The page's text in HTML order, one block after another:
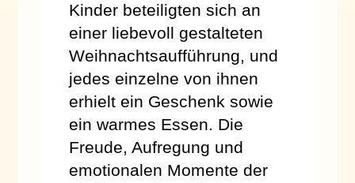
Kinder beteiligten sich an
einer liebevoll gestalteten
Weihnachtsaufführung, und
jedes einzelne von ihnen
erhielt ein Geschenk sowie
ein warmes Essen. Die
Freude, Aufregung und
emotionalen Momente der